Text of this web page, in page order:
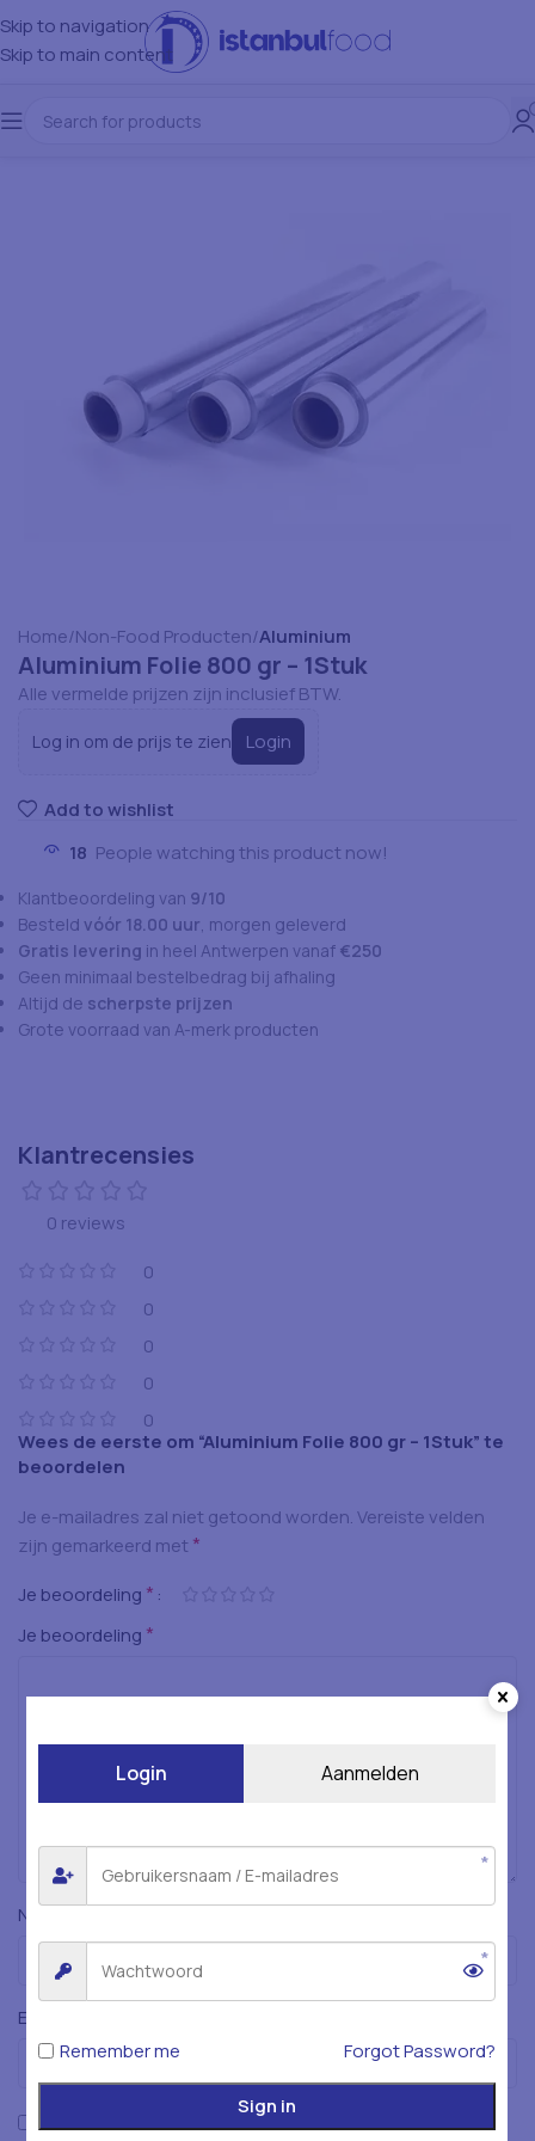
Skip to navigation
Skip to main content
Home Non-Food Producten Aluminium
Aluminium Folie 800 gr – 1Stuk
Alle vermelde prijzen zijn inclusief BTW.
Log in om de prijs te zien Login
Add to wishlist
18 People watching this product now!
Klantbeoordeling van 9/10
Besteld vóór 18.00 uur, morgen geleverd
Gratis levering in heel Antwerpen vanaf €250
Geen minimaal bestelbedrag bij afhaling
Altijd de scherpste prijzen
Grote voorraad van A-merk producten
Klantrecensies
0 reviews
0
0
0
0
0
Wees de eerste om “Aluminium Folie 800 gr – 1Stuk” te
beoordelen
Je e-mailadres zal niet getoond worden.Vereiste velden
zijn gemarkeerd met *
Je beoordeling *
Je beoordeling *
Naam *
E-mail
Mijn naam, e-mailadres en website opslaan in deze
Login Aanmelden
Remember me Forgot Password?
Sign in